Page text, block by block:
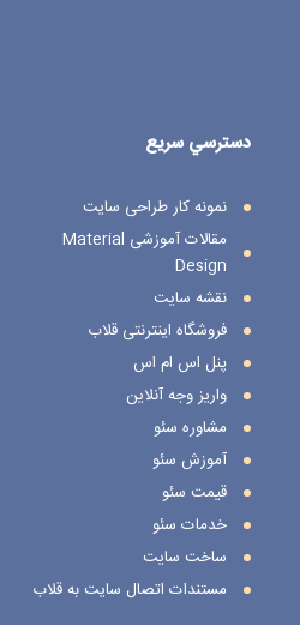
دسترسي سريع
نمونه کار طراحی سایت
مقالات آموزشی Material
Design
نقشه سایت
فروشگاه اینترنتی قلاب
پنل اس ام اس
واریز وجه آنلاین
مشاوره سئو
آموزش سئو
قیمت سئو
خدمات سئو
ساخت سایت
مستندات اتصال سایت به قلاب